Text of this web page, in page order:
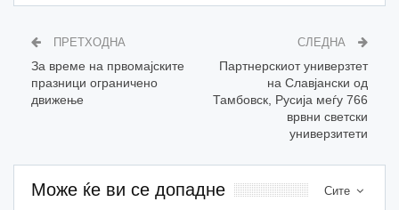
ПРЕТХОДНА
За време на првомајските
празници ограничено
движење
СЛЕДНА
Партнерскиот универзтет
на Славјански од
Тамбовск, Русија меѓу 766
врвни светски
универзитети
Сите
Може ќе ви се допадне